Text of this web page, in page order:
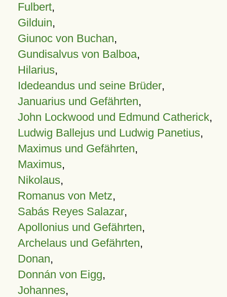
Fulbert,
Gilduin,
Giunoc von Buchan,
Gundisalvus von Balboa,
Hilarius,
Idedeandus und seine Brüder,
Januarius und Gefährten,
John Lockwood und Edmund Catherick,
Ludwig Ballejus und Ludwig Panetius,
Maximus und Gefährten,
Maximus,
Nikolaus,
Romanus von Metz,
Sabás Reyes Salazar,
Apollonius und Gefährten,
Archelaus und Gefährten,
Donan,
Donnán von Eigg,
Johannes,